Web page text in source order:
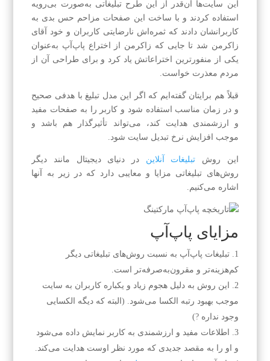
این سایت‌ها آن‌قدر از این طرح تبلیغاتی به‌صورت بی‌رویه
استفاده کردند و با ساخت این صفحات مزاحم حس بدی به
کاربرانشان دادند که ثمره‌اش نارضایتی کاربران و خود آقای
زاکرمن شد تا جایی که زاکرمن از اختراع پاپ‌آپ به‌عنوان
یکی از منفورترین اختراعاتش یاد کرد و برای طراحی آن از
مردم معذرت خواست.
قبلاً هم برایتان گفته‌ایم که اگر این مدل تبلیغ با هدفی صحیح
و در زمان مناسب استفاده شود و کاربر را به صفحات مفید
و ارزشمندی هدایت کند، می‌تواند تأثیرگذار هم باشد و
موجب افزایش نرخ تبدیل سایت شود.
این روش تبلیغات آنلاین در دنیای دیجیتال مانند دیگر
روش‌های تبلیغاتی مزایا و معایبی دارد که در زیر به آنها
اشاره می‌کنیم.
مزایای پاپ‌آپ
تبلیغات پاپ‌آپ به نسبت روش‌های تبلیغاتی دیگر
کم‌هزینه‌تر و مقرون‌به‌صرفه‌تر است.
این روش به دلیل هجوم زیاد و یکباره کاربران به سایت
موجب بهبود رتبه الکسا می‌شود. (البته که دیگه الکسایی
وجود نداره ?)
اطلاعات مفید و ارزشمندی به کاربر نمایش داده می‌شود
و او را به مقصد جدیدی که مورد نظر اوست هدایت می‌کند.